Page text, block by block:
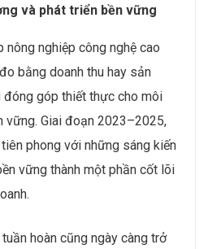
và phát triển bền vững
nông nghiệp công nghệ cao
bằng doanh thu hay sản
đóng góp thiết thực cho môi
vững. Giai đoạn 2023–2025,
phong với những sáng kiến
vững thành một phần cốt lõi
hoàn cũng ngày càng trở